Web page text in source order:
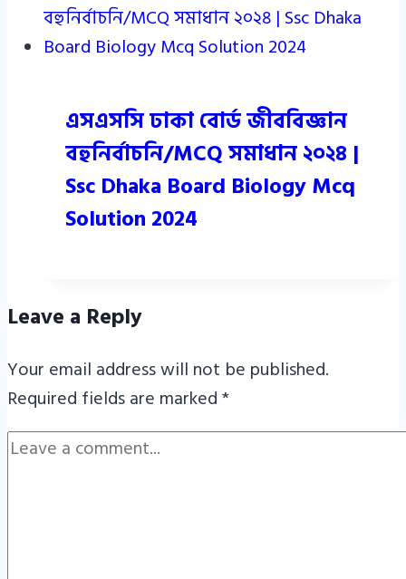
এসএসসি ঢাকা বোর্ড জীববিজ্ঞান
বহুনির্বাচনি/MCQ সমাধান ২০২৪ |
Ssc Dhaka Board Biology Mcq
Solution 2024
Leave a Reply
Your email address will not be published.
Required fields are marked*